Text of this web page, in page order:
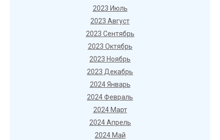
2023 Июль
2023 Август
2023 Сентябрь
2023 Октябрь
2023 Ноябрь
2023 Декабрь
2024 Январь
2024 Февраль
2024 Март
2024 Апрель
2024 Май